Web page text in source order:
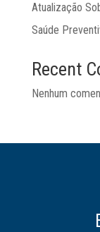
Atualização
Saúde
Recent
Nenhum